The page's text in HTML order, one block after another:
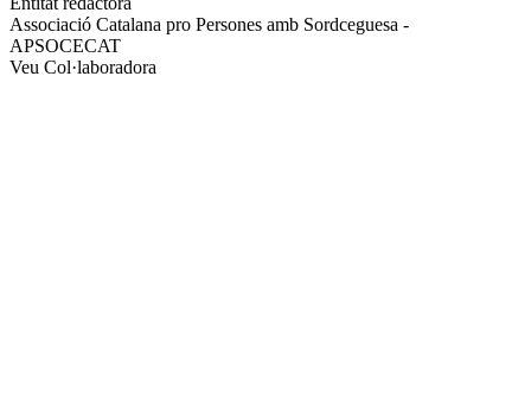
xarxes
socials
Associació Catalana pro Persones amb Sordceguesa -
APSOCECAT
Veu Col·laboradora